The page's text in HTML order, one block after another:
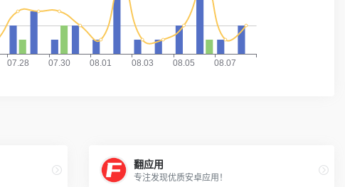
翻应用
专注发现优质安卓应用！